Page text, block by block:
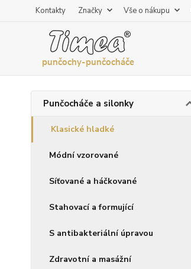
Kontakty Značky Vše o nákupu
Punčocháče a silonky
Klasické hladké
Módní vzorované
Síťované a háčkované
Stahovací a formující
S antibakteriální úpravou
Zdravotní a masážní